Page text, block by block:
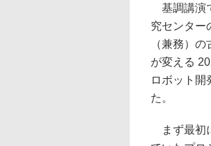
基調講演
究センター
（兼務）
が変える
ロボット開
た。
まず最初